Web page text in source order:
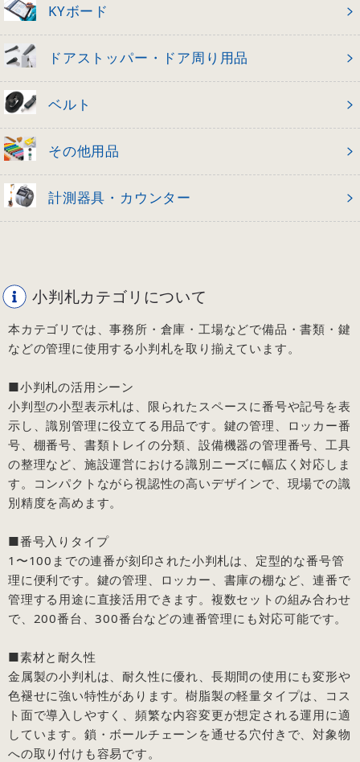
KYボード
ドアストッパー・ドア周り用品
ベルト
その他用品
計測器具・カウンター
小判札カテゴリについて
本カテゴリでは、事務所・倉庫・工場などで備品・書類・鍵
などの管理に使用する小判札を取り揃えています。
■小判札の活用シーン
小判型の小型表示札は、限られたスペースに番号や記号を表
示し、識別管理に役立てる用品です。鍵の管理、ロッカー番
号、棚番号、書類トレイの分類、設備機器の管理番号、工具
の整理など、施設運営における識別ニーズに幅広く対応しま
す。コンパクトながら視認性の高いデザインで、現場での識
別精度を高めます。
■番号入りタイプ
1〜100までの連番が刻印された小判札は、定型的な番号管
理に便利です。鍵の管理、ロッカー、書庫の棚など、連番で
管理する用途に直接活用できます。複数セットの組み合わせ
で、200番台、300番台などの連番管理にも対応可能です。
■素材と耐久性
金属製の小判札は、耐久性に優れ、長期間の使用にも変形や
色褪せに強い特性があります。樹脂製の軽量タイプは、コス
ト面で導入しやすく、頻繁な内容変更が想定される運用に適
しています。鎖・ボールチェーンを通せる穴付きで、対象物
への取り付けも容易です。